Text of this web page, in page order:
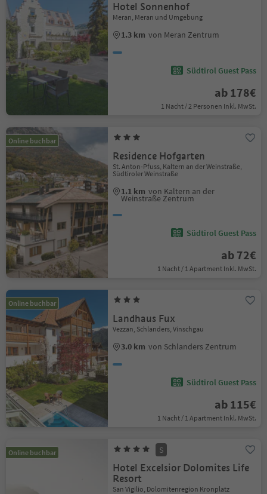
Hotel Sonnenhof
Meran, Meran und Umgebung
1.3 km von Meran Zentrum
Südtirol Guest Pass
ab 178€
1 Nacht / 2 Personen Inkl. MwSt.
Online buchbar
Residence Hofgarten
St. Anton-Pfuss, Kaltern an der Weinstraße,
Südtiroler Weinstraße
1.1 km von Kaltern an der
Weinstraße Zentrum
Südtirol Guest Pass
ab 72€
1 Nacht / 1 Apartment Inkl. MwSt.
Online buchbar
Landhaus Fux
Vezzan, Schlanders, Vinschgau
3.0 km von Schlanders Zentrum
Südtirol Guest Pass
ab 115€
1 Nacht / 1 Apartment Inkl. MwSt.
Online buchbar S
Hotel Excelsior Dolomites Life
Resort
San Vigilio, Dolomitenregion Kronplatz